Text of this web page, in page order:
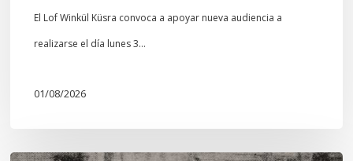
El Lof Winkül Küsra convoca a apoyar nueva audiencia a
realizarse el día lunes 3…
01/08/2026